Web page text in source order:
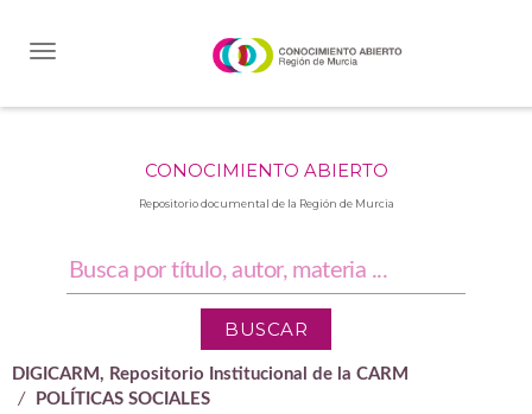
CONOCIMIENTO ABIERTO
Repositorio documental de la Región de Murcia
DIGICARM, Repositorio Institucional de la CARM
POLÍTICAS SOCIALES